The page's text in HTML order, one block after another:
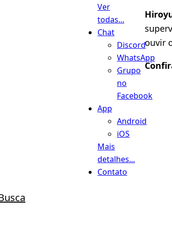
Ver
todas...
Chat
Discord
WhatsApp
Grupo
no
Facebook
App
Android
iOS
Mais
detalhes...
Contato
ouvir